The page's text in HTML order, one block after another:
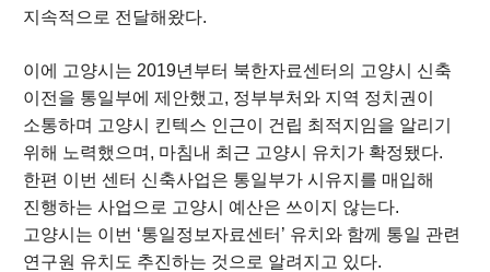
지속적으로 전달해왔다.
이에 고양시는 2019년부터 북한자료센터의 고양시 신축
이전을 통일부에 제안했고, 정부부처와 지역 정치권이
소통하며 고양시 킨텍스 인근이 건립 최적지임을 알리기
위해 노력했으며, 마침내 최근 고양시 유치가 확정됐다.
한편 이번 센터 신축사업은 통일부가 시유지를 매입해
진행하는 사업으로 고양시 예산은 쓰이지 않는다.
고양시는 이번 ‘통일정보자료센터’ 유치와 함께 통일 관련
연구원 유치도 추진하는 것으로 알려지고 있다.